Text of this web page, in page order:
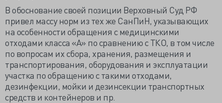
В обоснование своей позиции Верховный Суд РФ
привел массу норм из тех же СанПиН, указывающих
на особенности обращения с медицинскими
отходами класса «А» по сравнению с ТКО, в том числе
по вопросам их сбора, хранения, размещения и
транспортирования, оборудования и эксплуатации
участка по обращению с такими отходами,
дезинфекции, мойки и дезинсекции транспортных
средств и контейнеров и пр.